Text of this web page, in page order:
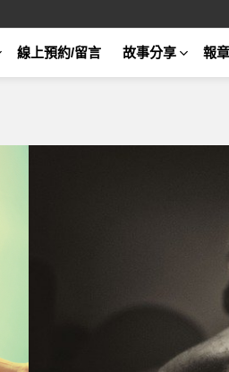
線上預約/留言 故事分享 報